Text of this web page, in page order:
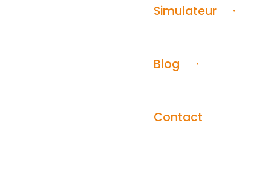
Simulateur
Blog
Contact